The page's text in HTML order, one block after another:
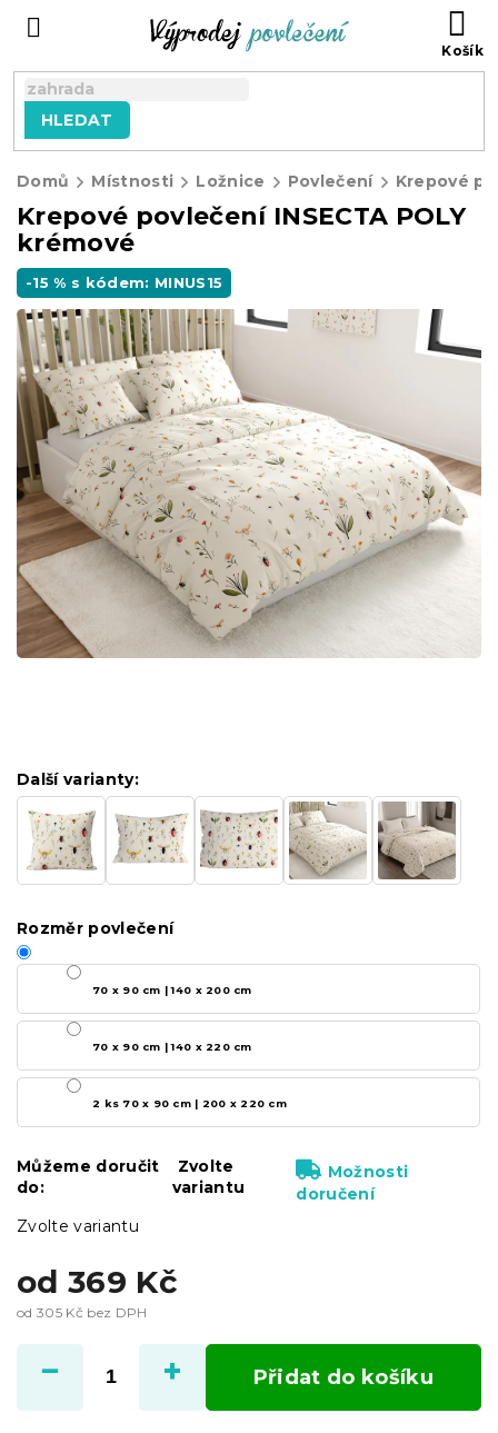
HLEDAT
Domů Místnosti Ložnice Povlečení Krepové
Krepové povlečení INSECTA POLY
krémové
-15 % s kódem: MINUS15
od 369 Kč
od 305 Kč bez DPH
cena:
Zvolte variantu
Další varianty:
Rozměr povlečení
70 x 90 cm | 140 x 200 cm
70 x 90 cm | 140 x 220 cm
2 ks 70 x 90 cm | 200 x 220 cm
Můžeme doručit
do:
Zvolte
variantu
Možnosti
doručení
Přidat do košíku